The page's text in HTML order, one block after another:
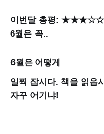
이번달 총평: ★★★☆☆.
6월은 꼭..
6월은 어떻게
일찍 잡시다. 책을 읽읍
자꾸 어기냐!